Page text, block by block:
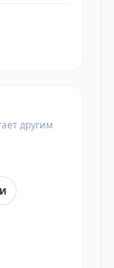
другим